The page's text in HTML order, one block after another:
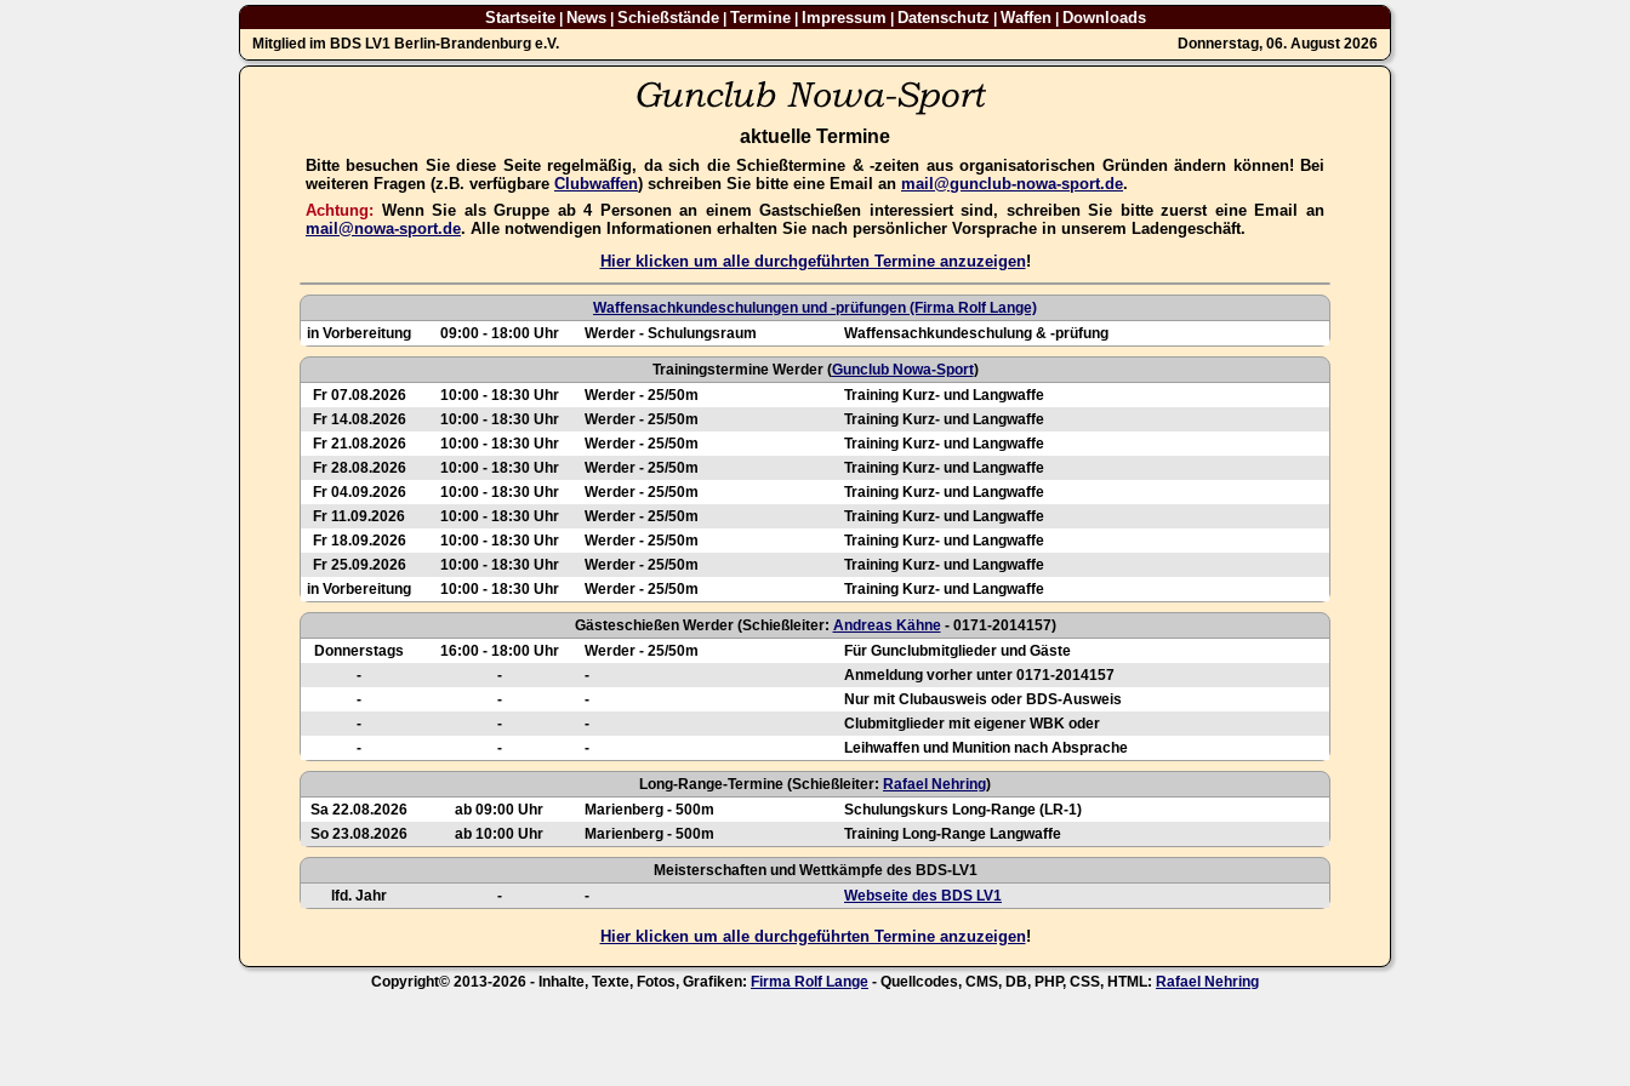
Startseite| News| Schießstände| Termine| Impressum Datenschutz Waffen| Downloads
Mitglied im BDS LV1 Berlin-Brandenburg e.V. Donnerstag, 06. August 2026
aktuelle Termine
Bitte besuchen Sie diese Seite regelmäßig, da sich die Schießtermine & -zeiten aus organisatorischen Gründen ändern können! Bei
weiteren Fragen (z.B. verfügbare Clubwaffen) schreiben Sie bitte eine Email an mail@gunclub-nowa-sport.de.
Achtung: Wenn Sie als Gruppe ab 4 Personen an einem Gastschießen interessiert sind, schreiben Sie bitte zuerst eine Email an
mail@nowa-sport.de. Alle notwendigen Informationen erhalten Sie nach persönlicher Vorsprache in unserem Ladengeschäft.
Hier klicken um alle durchgeführten Termine anzuzeigen!
Waffensachkundeschulungen und -prüfungen (Firma Rolf Lange)
in Vorbereitung
09:00 - 18:00 Uhr Werder - Schulungsraum Waffensachkundeschulung & -prüfung
Trainingstermine Werder (Gunclub Nowa-Sport)
Fr 07.08.2026
10:00 - 18:30 Uhr Werder - 25/50m
Training Kurz- und Langwaffe
Fr 14.08.2026
10:00 - 18:30 Uhr Werder - 25/50m
Training Kurz- und Langwaffe
Fr 21.08.2026
10:00 - 18:30 Uhr Werder - 25/50m
Training Kurz- und Langwaffe
Fr 28.08.2026
10:00 - 18:30 Uhr Werder - 25/50m
Training Kurz- und Langwaffe
Fr 04.09.2026
10:00 - 18:30 Uhr Werder - 25/50m
Training Kurz- und Langwaffe
Fr 11.09.2026
10:00 - 18:30 Uhr Werder - 25/50m
Training Kurz- und Langwaffe
Fr 18.09.2026
10:00 - 18:30 Uhr Werder - 25/50m
Training Kurz- und Langwaffe
Fr 25.09.2026
10:00 - 18:30 Uhr Werder - 25/50m
Training Kurz- und Langwaffe
in Vorbereitung
10:00 - 18:30 Uhr Werder - 25/50m Training Kurz- und Langwaffe
Gästeschießen Werder (Schießleiter: Andreas Kähne- 0171-2014157)
Donnerstags
16:00 - 18:00 Uhr Werder - 25/50m
Für Gunclubmitglieder und Gäste
-
- -
Anmeldung vorher unter 0171-2014157
-
- -
Nur mit Clubausweis oder BDS-Ausweis
-
- -
Clubmitglieder mit eigener WBK oder
-
- - Leihwaffen und Munition nach Absprache
Long-Range-Termine (Schießleiter: Rafael Nehring)
Sa 22.08.2026
ab 09:00 Uhr Marienberg - 500m
Schulungskurs Long-Range (LR-1)
So 23.08.2026
ab 10:00 Uhr Marienberg - 500m Training Long-Range Langwaffe
Meisterschaften und Wettkämpfe des BDS-LV1
lfd. Jahr
- - Webseite des BDS LV1
Hier klicken um alle durchgeführten Termine anzuzeigen!
Copyright© 2013-2026 - Inhalte, Texte, Fotos, Grafiken: Firma Rolf Lange - Quellcodes, CMS, DB, PHP, CSS, HTML: Rafael Nehring